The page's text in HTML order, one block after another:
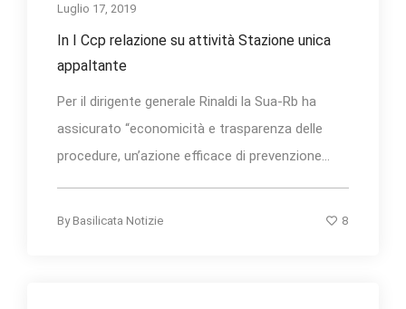
Luglio 17, 2019
In I Ccp relazione su attività Stazione unica
appaltante
Per il dirigente generale Rinaldi la Sua-Rb ha
assicurato “economicità e trasparenza delle
procedure, un’azione efficace di prevenzione...
By Basilicata Notizie 8